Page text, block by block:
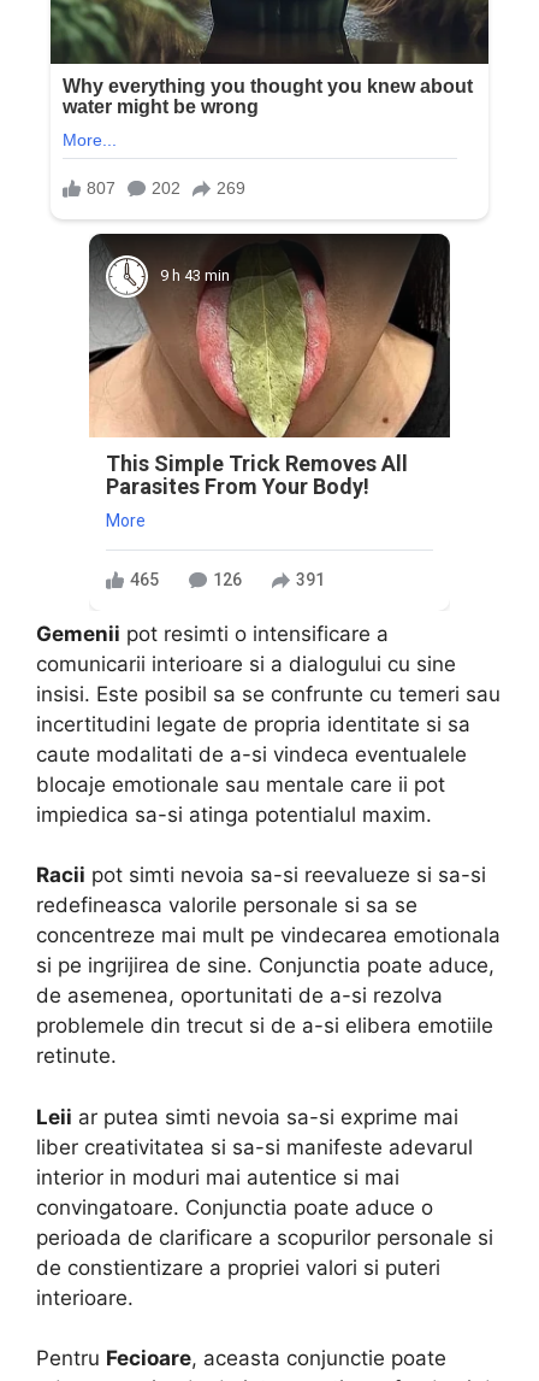
9 h 43 min
This Simple Trick Removes All
Parasites From Your Body!
More
465 126 391
Gemenii pot resimti o intensificare a
comunicarii interioare si a dialogului cu sine
insisi. Este posibil sa se confrunte cu temeri sau
incertitudini legate de propria identitate si sa
caute modalitati de a-si vindeca eventualele
blocaje emotionale sau mentale care ii pot
impiedica sa-si atinga potentialul maxim.
Racii pot simti nevoia sa-si reevalueze si sa-si
redefineasca valorile personale si sa se
concentreze mai mult pe vindecarea emotionala
si pe ingrijirea de sine. Conjunctia poate aduce,
de asemenea, oportunitati de a-si rezolva
problemele din trecut si de a-si elibera emotiile
retinute.
Leii ar putea simti nevoia sa-si exprime mai
liber creativitatea si sa-si manifeste adevarul
interior in moduri mai autentice si mai
convingatoare. Conjunctia poate aduce o
perioada de clarificare a scopurilor personale si
de constientizare a propriei valori si puteri
interioare.
Pentru Fecioare, aceasta conjunctie poate